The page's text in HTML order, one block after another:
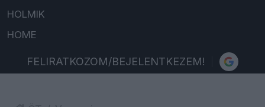
HOLMIK
HOME
FELIRATKOZOM/BEJELENTKEZEM!